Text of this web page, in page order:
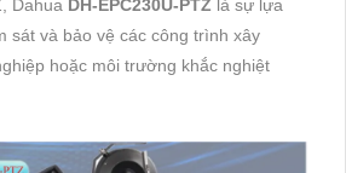
Dahua DH-EPC230U-PTZ là sự lựa
sát và bảo vệ các công trình xây
hoặc môi trường khắc nghiệt